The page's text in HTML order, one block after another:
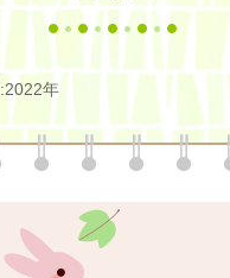
年